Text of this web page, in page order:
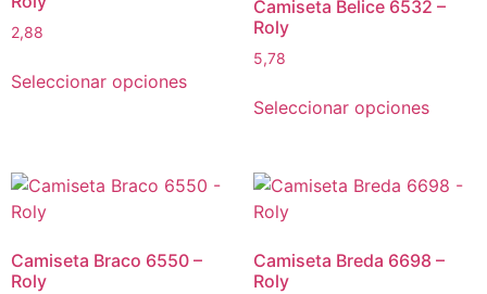
2,88
Seleccionar opciones
Camiseta Belice 6532 –
Roly
5,78
Seleccionar opciones
Camiseta Braco 6550 –
Roly
Camiseta Breda 6698 –
Roly